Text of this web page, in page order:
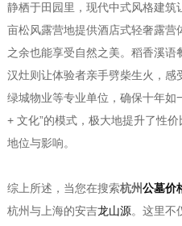
静栖于田园里，现代中式风格建
亩松风露营地提供酒店式轻奢露
之余也能享受自然之美。稻香溪
汉灶则让体验者亲手劈柴生火，感
绿城物业等专业单位，确保十年如
+ 文化”的模式，极大地提升了性
地位与影响。
综上所述，当您在搜索杭州公墓价
杭州与上海的安吉龙山源。这里不